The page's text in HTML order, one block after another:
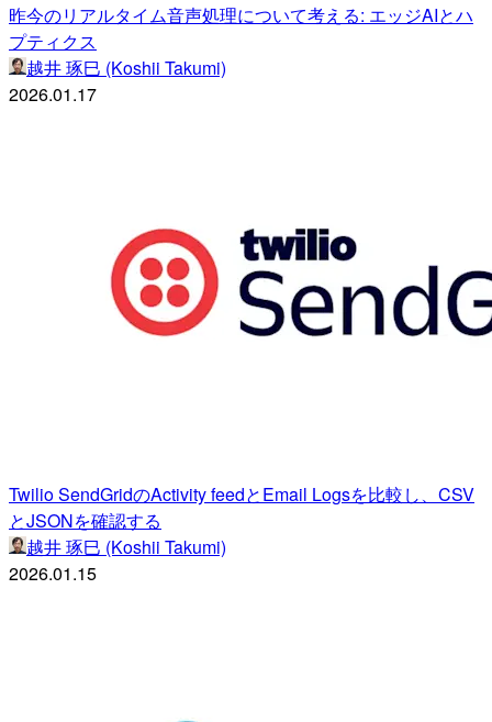
昨今のリアルタイム音声処理について考える: エッジAIとハ
プティクス
越井 琢巳 (Koshii Takumi)
2026.01.17
Twilio SendGridのActivity feedとEmail Logsを比較し、CSV
とJSONを確認する
越井 琢巳 (Koshii Takumi)
2026.01.15